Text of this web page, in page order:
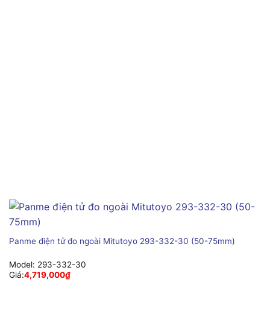
Panme điện tử đo ngoài Mitutoyo 293-332-30 (50-75mm)
Model: 293-332-30
Giá:4,719,000₫